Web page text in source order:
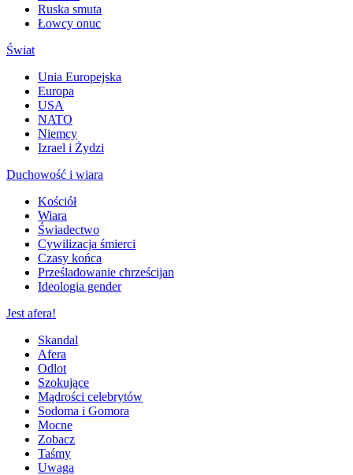
Ruska smuta
Łowcy onuc
Świat
Unia Europejska
Europa
USA
NATO
Niemcy
Izrael i Żydzi
Duchowość i wiara
Kościół
Wiara
Świadectwo
Cywilizacja śmierci
Czasy końca
Prześladowanie chrześcijan
Ideologia gender
Jest afera!
Skandal
Afera
Odlot
Szokujące
Mądrości celebrytów
Sodoma i Gomora
Mocne
Zobacz
Taśmy
Uwaga